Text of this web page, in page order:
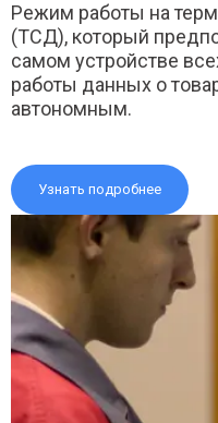
Режим работы на
(ТСД), который
самом устройстве
работы данных о
автономным.
Узнать подробнее